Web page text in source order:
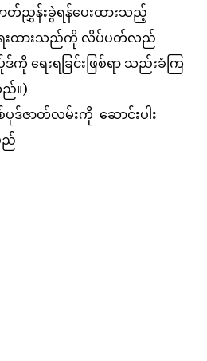
တ်ညွှန်းခွဲရန်ပေးထားသည့်
ေးထားသည်ကို လိပ်ပတ်လည်
ရေးရခြင်းဖြစ်ရာ သည်းခံကြ
ည်။)
ဒ်ဇာတ်လမ်းကို ဆောင်းပါး
ည်